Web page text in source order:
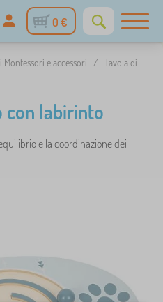
0 €
Montessori e accessori / Tavola di
con labirinto
e la coordinazione dei